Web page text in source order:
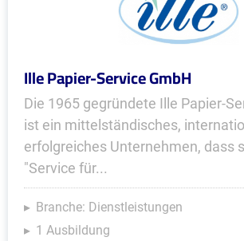
Ille Papier-Service GmbH
Die 1965 gegründete Ille Papier-
ist ein mittelständisches,
erfolgreiches Unternehmen, dass
"Service für...
Branche: Dienstleistungen
1 Ausbildung